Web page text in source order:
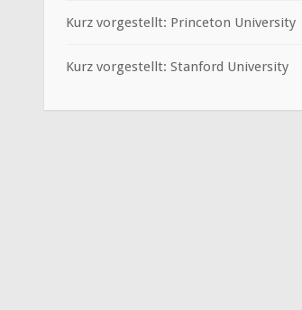
Kurz vorgestellt: Princeton University
Kurz vorgestellt: Stanford University